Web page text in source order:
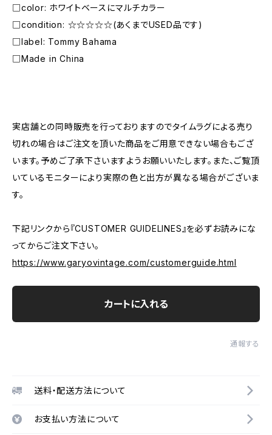
□color: ホワイトベースにマルチカラー
□condition: ☆☆☆☆☆(あくまでUSED品です)
□label: Tommy Bahama
□Made in China
実店舗との同時販売を行っておりますのでタイムラグによる売り
切れの場合はご注文を頂いた商品をご用意できない場合もござ
います。予めご了承下さいますようお願いいたします。また、ご覧頂
いているモニターにより実際の色と出方が異なる場合がございま
す。
下記リンクから『CUSTOMER GUIDELINES』を必ずお読みにな
ってからご注文下さい。
https://www.garyovintage.com/customerguide.html
カートに入れる
通報する
送料・配送方法について
お支払い方法について